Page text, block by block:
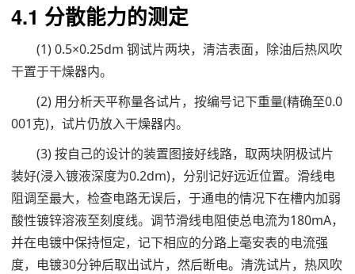
4.1 分散能力的测定
(1) 0.5×0.25dm 钢试片两块，清洁表面，除油后热风吹
干置于干燥器内。
(2) 用分析天平称量各试片，按编号记下重量(精确至0.0
001克)，试片仍放入干燥器内。
(3) 按自己的设计的装置图接好线路，取两块阴极试片
装好(浸入镀液深度为0.2dm)，分别记好远近位置。滑线电
阻调至最大，检查电路无误后，于通电的情况下在槽内加弱
酸性镀锌溶液至刻度线。调节滑线电阻使总电流为180mA，
并在电镀中保持恒定，记下相应的分路上毫安表的电流强
度，电镀30分钟后取出试片，然后断电。清洗试片，热风吹